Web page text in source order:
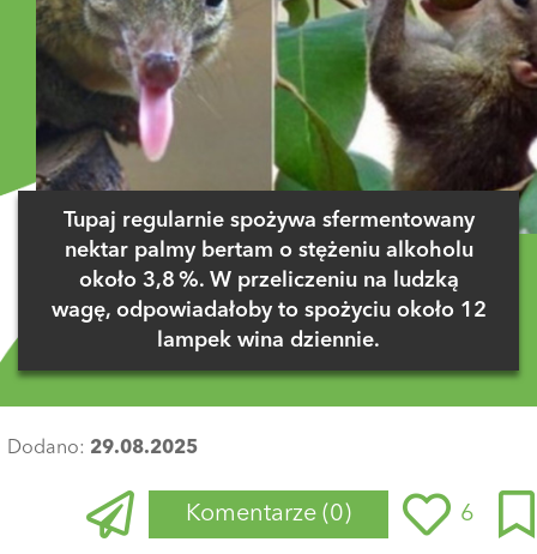
Tupaj regularnie spożywa sfermentowany
nektar palmy bertam o stężeniu alkoholu
około 3,8 %. W przeliczeniu na ludzką
wagę, odpowiadałoby to spożyciu około 12
lampek wina dziennie.
Dodano: 29.08.2025
Komentarze (0) 6